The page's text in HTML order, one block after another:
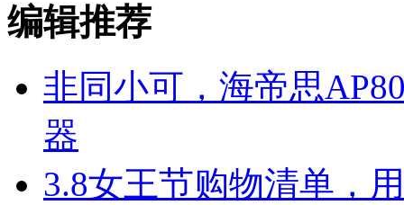
编辑推荐
非同小可，海帝思
器
3.8女王节购物清单，